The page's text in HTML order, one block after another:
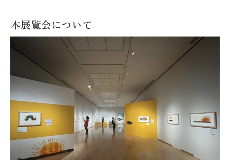
本展覧会について